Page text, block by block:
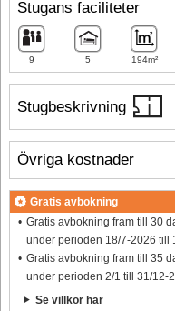
Stugbeskrivning
Stugans faciliteter
9 5 194m²
Övriga kostnader
Gratis avbokning
Gratis avbokning fram till 30
under perioden 18/7-2026 till
Gratis avbokning fram till 35
under perioden 2/1 till 31/12-
Se villkor här